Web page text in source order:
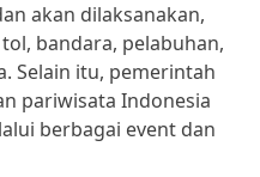
akan dilaksanakan,
bandara, pelabuhan,
Selain itu, pemerintah
pariwisata Indonesia
berbagai event dan